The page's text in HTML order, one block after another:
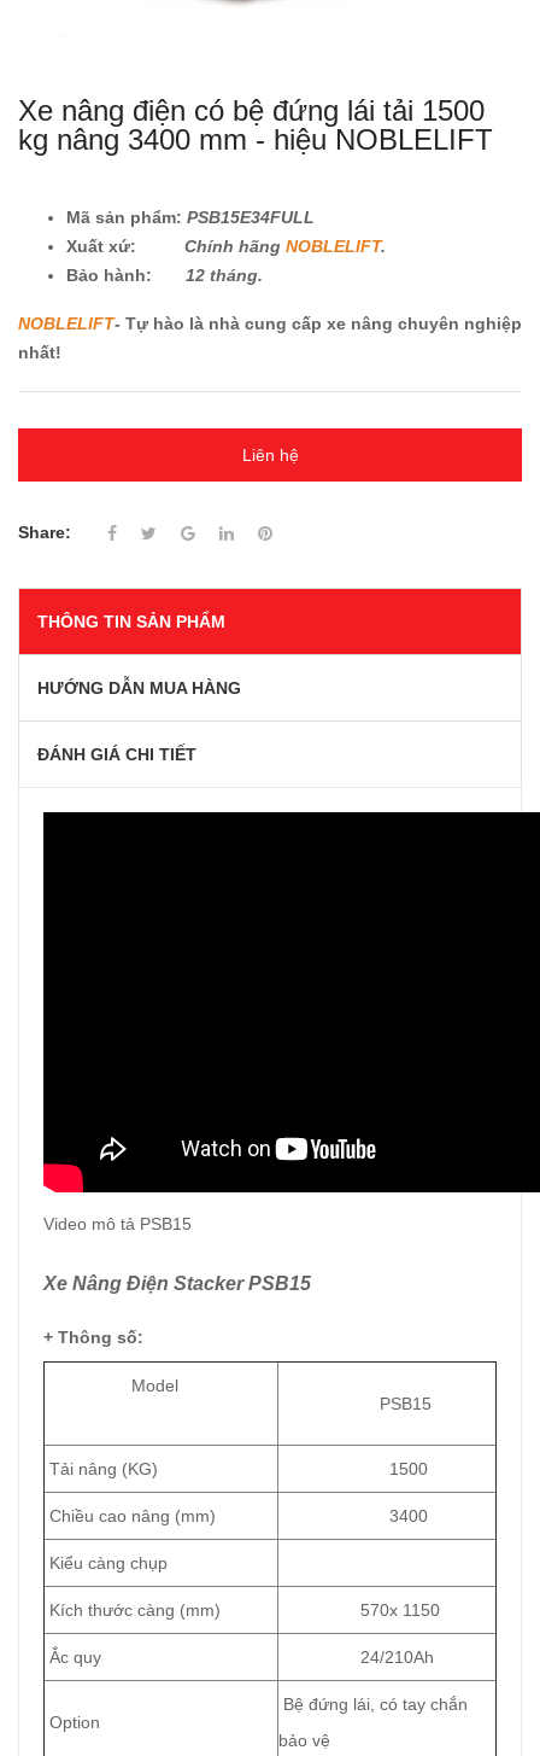
Xe nâng điện có bệ đứng lái tải 1500
kg nâng 3400 mm - hiệu NOBLELIFT
Mã sản phẩm: PSB15E34FULL
Xuất xứ: Chính hãng NOBLELIFT.
Bảo hành:
12 tháng.
NOBLELIFT- Tự hào là nhà cung cấp xe nâng chuyên nghiệp
nhất!
Liên hệ
Share:
THÔNG TIN SẢN PHẨM
HƯỚNG DẪN MUA HÀNG
ĐÁNH GIÁ CHI TIẾT
Video mô tả PSB15
Xe Nâng Điện Stacker PSB15
+ Thông số:
Model
PSB15
Tải nâng (KG) 1500
Chiều cao nâng (mm) 3400
Kiểu càng chụp
Kích thước càng (mm) 570x 1150
Ắc quy 24/210Ah
Option
Bệ đứng lái, có tay chắn
bảo vệ